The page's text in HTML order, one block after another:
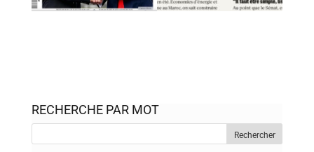
RECHERCHE PAR MOT